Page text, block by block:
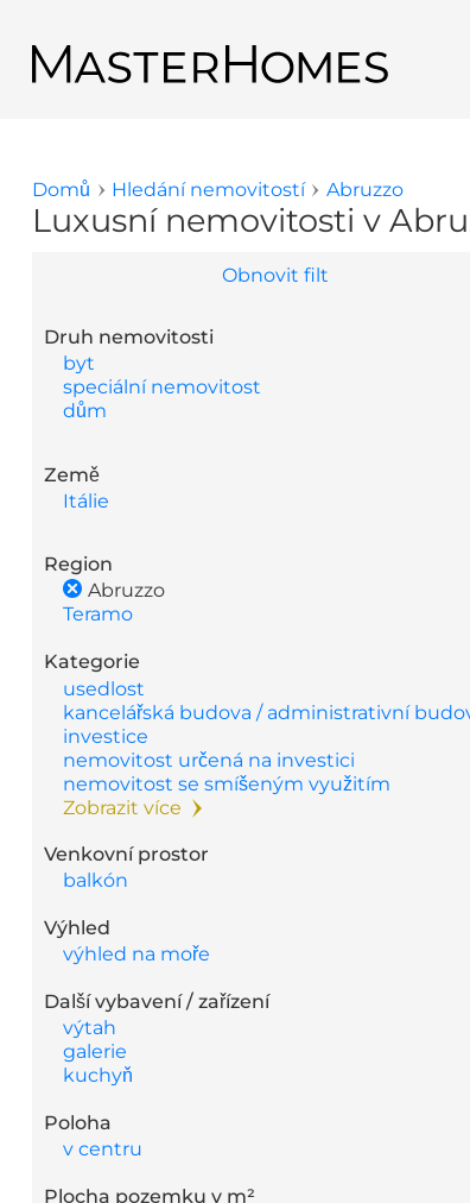
Zpět na výsledky hledání
Jste zde
Domů Hledání nemovitostí Abruzzo
Luxusní nemovitosti v
Obnovit filt
Druh nemovitosti
byt
speciální nemovitost
dům
Země
Itálie
Region
Abruzzo
Teramo
Kategorie
usedlost
kancelářská budova / administrativní
investice
nemovitost určená na investici
nemovitost se smíšeným využitím
Zobrazit více
Venkovní prostor
balkón
Výhled
výhled na moře
Další vybavení / zařízení
výtah
galerie
kuchyň
Poloha
v centru
Plocha pozemku v m²